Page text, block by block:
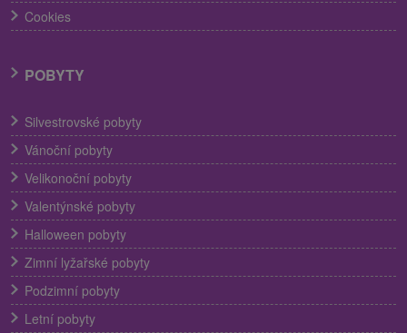
Cookies
POBYTY
Silvestrovské pobyty
Vánoční pobyty
Velikonoční pobyty
Valentýnské pobyty
Halloween pobyty
Zimní lyžařské pobyty
Podzimní pobyty
Letní pobyty